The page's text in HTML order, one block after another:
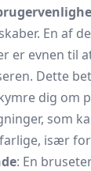
En af
er evnen til
Dette
dig om
som
især
: En